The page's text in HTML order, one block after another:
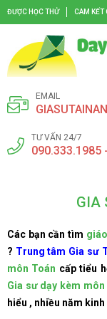
ĐƯỢC HỌC THỬ CAM KẾT
EMAIL
TƯ VẤN 24/7
090.333.1985
GIA
Các bạn cần tìm
? Trung tâm Gia sư
môn Toán cấp tiểu
Gia sư dạy kèm môn
hiểu , nhiều năm